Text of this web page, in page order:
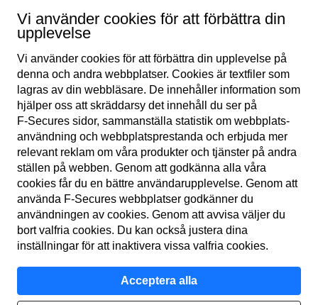
Prenumerera på nyhetsbrev
SE
Användar­villkor
Sekretess­policy
Cookies
Tillgänglighet
Vi använder cookies för att förbättra din
upplevelse
Vi använder cookies för att förbättra din upplevelse på
denna och andra webb­platser. Cookies är text­filer som
lagras av din webb­läsare. De innehåller information som
hjälper oss att skräddarsy det innehåll du ser på
F‑Secures sidor, samman­ställa statistik om webb­plats­
användning och webb­plats­prestanda och erbjuda mer
relevant reklam om våra produkter och tjänster på andra
ställen på webben. Genom att godkänna alla våra
cookies får du en bättre användar­upplevelse. Genom att
använda F‑Secures webb­platser godkänner du
användningen av cookies. Genom att avvisa väljer du
bort valfria cookies. Du kan också justera dina
inställningar för att inaktivera vissa valfria cookies.
Acceptera alla